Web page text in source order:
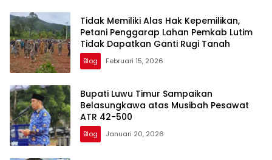
Tidak Memiliki Alas Hak Kepemilikan,
Petani Penggarap Lahan Pemkab Lutim
Tidak Dapatkan Ganti Rugi Tanah
Blog Februari 15, 2026
Bupati Luwu Timur Sampaikan
Belasungkawa atas Musibah Pesawat
ATR 42-500
Blog Januari 20, 2026